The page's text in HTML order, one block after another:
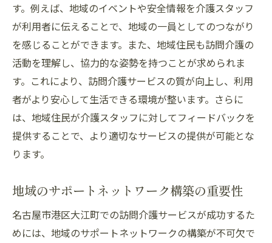
す。例えば、地域のイベントや安全情報を介護スタッフ
が利用者に伝えることで、地域の一員としてのつながり
を感じることができます。また、地域住民も訪問介護の
活動を理解し、協力的な姿勢を持つことが求められま
す。これにより、訪問介護サービスの質が向上し、利用
者がより安心して生活できる環境が整います。さらに
は、地域住民が介護スタッフに対してフィードバックを
提供することで、より適切なサービスの提供が可能とな
ります。
地域のサポートネットワーク構築の重要性
名古屋市港区大江町での訪問介護サービスが成功するた
めには、地域のサポートネットワークの構築が不可欠で